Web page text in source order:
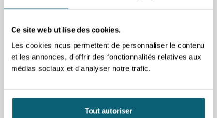
Ce site web utilise des cookies.
Les cookies nous permettent de personnaliser le contenu
et les annonces, d'offrir des fonctionnalités relatives aux
médias sociaux et d'analyser notre trafic.
Tout autoriser